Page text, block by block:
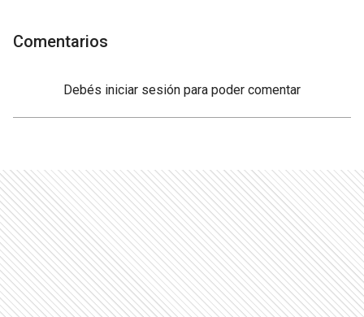
Comentarios
Debés iniciar sesión para poder comentar